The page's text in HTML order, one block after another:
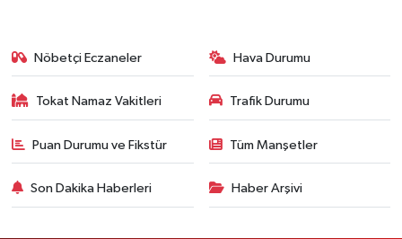
Nöbetçi Eczaneler Hava Durumu
Tokat Namaz Vakitleri Trafik Durumu
Puan Durumu ve Fikstür Tüm Manşetler
Son Dakika Haberleri Haber Arşivi